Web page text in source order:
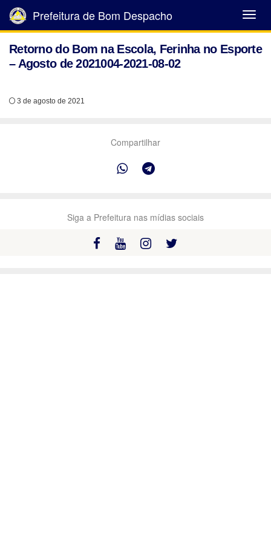
Abrir
Menu
Prefeitura de Bom Despacho
Retorno do Bom na Escola, Ferinha no Esporte
– Agosto de 2021004-2021-08-02
3 de agosto de 2021
Compartilhar
Siga a Prefeitura nas mídias sociais